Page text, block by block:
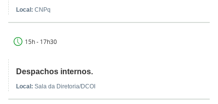
Local: CNPq
15h - 17h30
Despachos internos.
Local: Sala da Diretoria/DCOI